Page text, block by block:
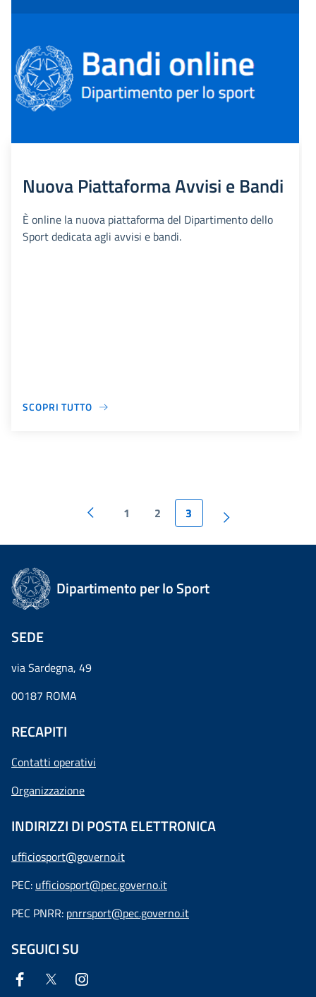
Nuova Piattaforma Avvisi e Bandi
È online la nuova piattaforma del Dipartimento dello
Sport dedicata agli avvisi e bandi.
SCOPRI TUTTO
1 2 3
Dipartimento per lo Sport
SEDE
via Sardegna, 49
00187 ROMA
RECAPITI
Contatti operativi
Organizzazione
INDIRIZZI DI POSTA ELETTRONICA
ufficiosport@governo.it
PEC: ufficiosport@pec.governo.it
PEC PNRR: pnrrsport@pec.governo.it
SEGUICI SU